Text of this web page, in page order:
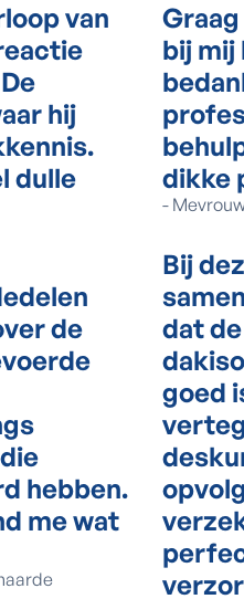
van
hij
dulle
de
hebben.
me wat
bij
dikke
-
Bij
dat
goed